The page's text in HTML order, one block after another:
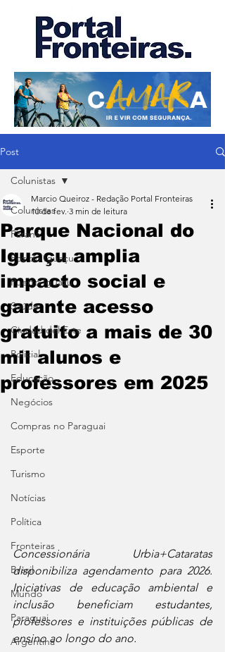
Post
Colunistas
Paraná
Foz do Iguaçu
Puerto Iguazu
Saúde
Ciudad del Este
Policial
Educação
Negócios
Compras no Paraguai
Esporte
Turismo
Notícias
Política
Fronteiras
Brasil
Mundo
Paraguai
Argentina
Colunistas
Parque Nacional do
Iguaçu amplia
impacto social e
garante acesso
gratuito a mais de 30
mil alunos e
professores em 2025
Marcio Queiroz - Redação Portal Fronteiras
10 de fev. 3 min de leitura
Concessionária Urbia+Cataratas
disponibiliza agendamento para 2026.
Iniciativas de educação ambiental e
inclusão beneficiam estudantes,
professores e instituições públicas de
ensino ao longo do ano.